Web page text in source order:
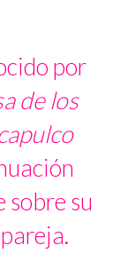
por
de los
sobre su